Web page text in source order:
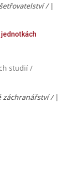
/ |
studií /
záchranářství / |